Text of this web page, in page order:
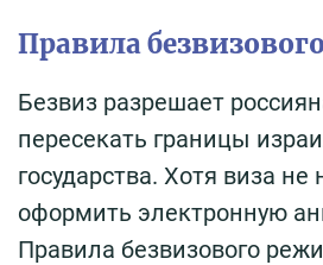
Правила
Безвиз разрешает
пересекать границы
государства. Хотя виза
оформить электронную
Правила безвизового